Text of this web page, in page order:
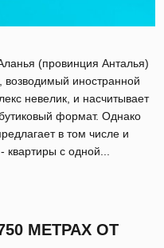
(провинция Анталья)
возводимый иностранной
невелик, и насчитывает
формат. Однако
в том числе и
с одной...
МЕТРАХ ОТ